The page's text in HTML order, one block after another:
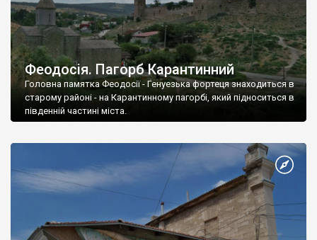
Феодосія. Пагорб Карантинний
Головна памятка Феодосії - Генуезька фортеця знаходиться в
старому районі - на Карантинному пагорбі, який підноситься в
південній частині міста.